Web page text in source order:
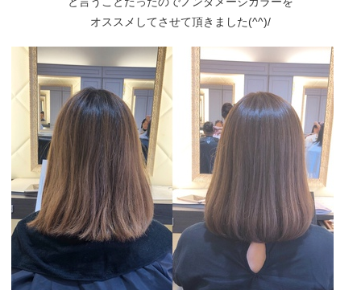
オススメしてさせて頂きました(^^)/